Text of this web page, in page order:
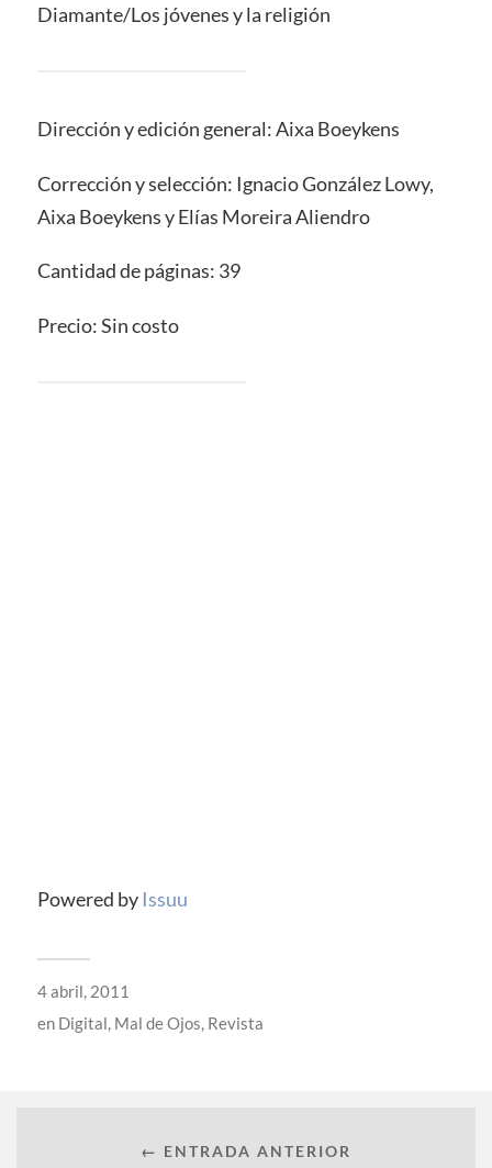
Diamante/Los jóvenes y la religión
Dirección y edición general: Aixa Boeykens
Corrección y selección: Ignacio González Lowy,
Aixa Boeykens y Elías Moreira Aliendro
Cantidad de páginas: 39
Precio: Sin costo
Powered by Issuu
4 abril, 2011
en Digital, Mal de Ojos, Revista
← ENTRADA ANTERIOR